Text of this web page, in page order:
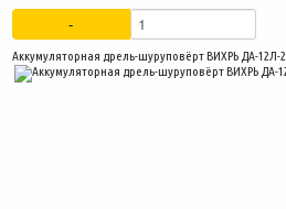
Аккумуляторная дрель-шуруповёрт ВИХРЬ ДА-12Л-2